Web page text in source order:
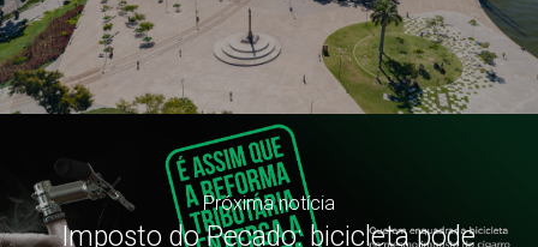
Próxima notícia
Imposto do Pecado: bicicleta pode